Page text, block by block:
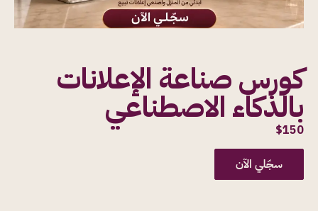
كورس صناعة الإعلانات
بالذكاء الاصطناعي
$150
سجّلي الآن